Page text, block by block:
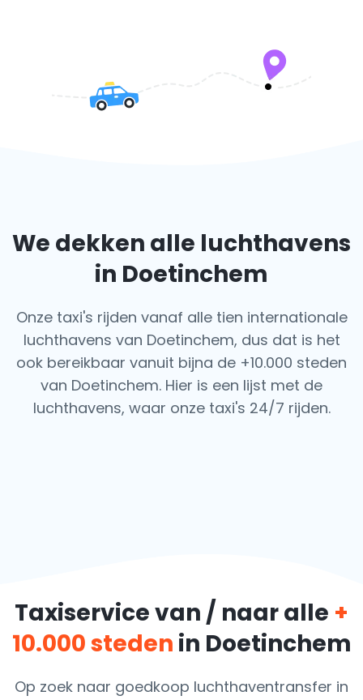
We dekken alle luchthavens
in Doetinchem
Onze taxi's rijden vanaf alle tien internationale
luchthavens van Doetinchem, dus dat is het
ook bereikbaar vanuit bijna de +10.000 steden
van Doetinchem. Hier is een lijst met de
luchthavens, waar onze taxi's 24/7 rijden.
Taxiservice van / naar alle +
10.000 steden in Doetinchem
Op zoek naar goedkoop luchthaventransfer in